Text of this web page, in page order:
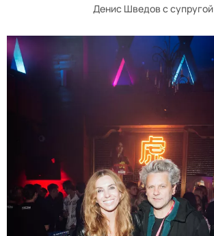
Денис Шведов с супругой